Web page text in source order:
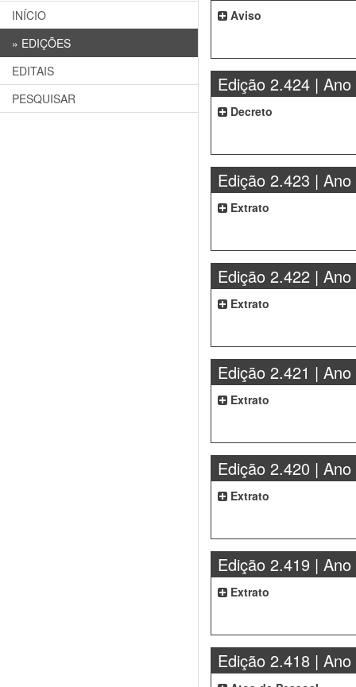
INÍCIO
» EDIÇÕES
EDITAIS
PESQUISAR
Aviso
Edição 2.424 |
Decreto
Edição 2.423 |
Extrato
Edição 2.422 |
Extrato
Edição 2.421 |
Extrato
Edição 2.420 |
Extrato
Edição 2.419 |
Extrato
Edição 2.418 |